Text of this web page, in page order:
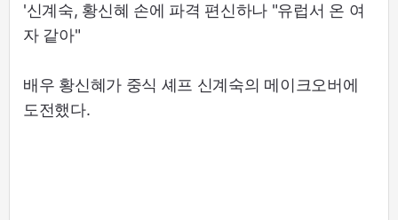
'신계숙, 황신혜 손에 파격 편신하나 "유럽서 온 여
자 같아"
배우 황신혜가 중식 셰프 신계숙의 메이크오버에
도전했다.